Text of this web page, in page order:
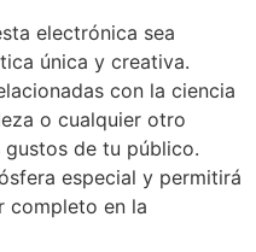
electrónica sea
única y creativa.
con la ciencia
o cualquier otro
de tu público.
especial y permitirá
completo en la